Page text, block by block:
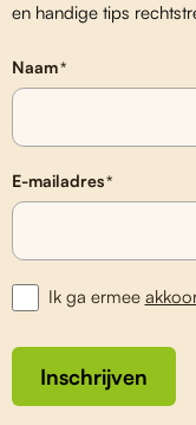
en handige tips
Naam*
E-mailadres*
Ik ga ermee
Inschrijven